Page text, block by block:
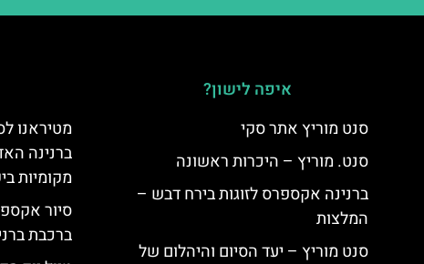
איפה לישון?
סנט מוריץ אתר סקי
סנט. מוריץ – היכרות ראשונה
ברנינה אקספרס לזוגות בירח דבש –
המלצות
סנט מוריץ – יעד הסיום והיהלום של
מטיראנו
ברנינה
מקומיות
סיור
ברכבת